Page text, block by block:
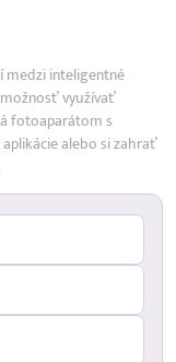
medzi inteligentné
využívať
fotoaparátom s
alebo si zahrať